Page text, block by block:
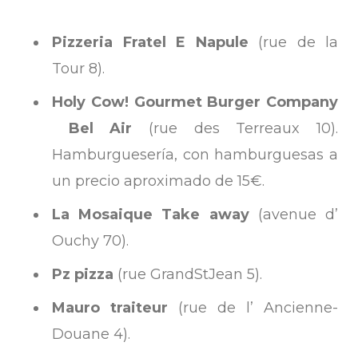
Pizzeria Fratel E Napule (rue de la
Tour 8).
Holy Cow! Gourmet Burger Company
­ Bel Air (rue des Terreaux 10).
Hamburguesería, con hamburguesas a
un precio aproximado de 15€.
La Mosaique Take away(avenue d’
Ouchy 70).
Pz pizza (rue Grand­St­Jean 5).
Mauro traiteur (rue de l’ Ancienne­
Douane 4).